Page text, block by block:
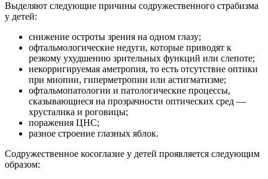
Выделяют следующие причины содружественного страбизма
у детей:
снижение остроты зрения на одном глазу;
офтальмологические недуги, которые приводят к
резкому ухудшению зрительных функций или слепоте;
некорригируемая аметропия, то есть отсутствие оптики
при миопии, гиперметропии или астигматизме;
офтальмопатологии и патологические процессы,
сказывающиеся на прозрачности оптических сред —
хрусталика и роговицы;
поражения ЦНС;
разное строение глазных яблок.
Содружественное косоглазие у детей проявляется следующим
образом: